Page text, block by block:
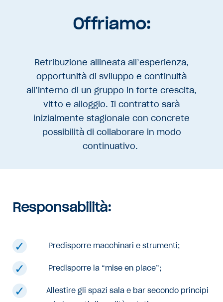
Responsabilità:
Predisporre macchinari e strumenti;
Predisporre la “mise en place”;
Allestire gli spazi sala e bar secondo principi
Offriamo:
Retribuzione allineata all’esperienza,
opportunità di sviluppo e continuità
all’interno di un gruppo in forte crescita,
vitto e alloggio. Il contratto sarà
inizialmente stagionale con concrete
possibilità di collaborare in modo
continuativo.